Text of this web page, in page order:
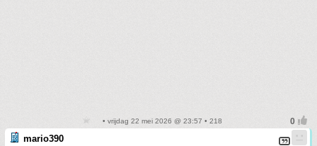
• vrijdag 22 mei 2026 @ 23:57 • 218
mario390